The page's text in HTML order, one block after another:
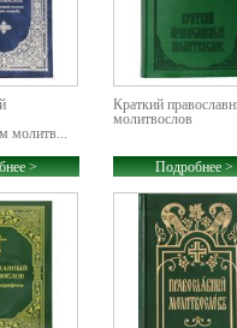
молитв...
>
Краткий
молитвослов
Подробнее >